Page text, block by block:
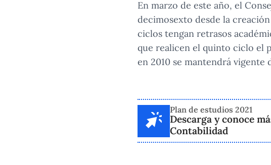
En marzo de este año, el
decimosexto desde la
ciclos tengan retrasos
que realicen el quinto ciclo el
en 2010 se mantendrá vigente
Plan de estudios 2021
Descarga y conoce
Contabilidad